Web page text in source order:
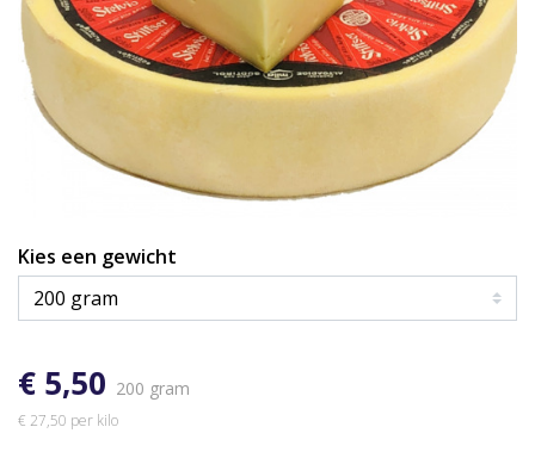
Kies een gewicht
€ 5,50 200 gram
€ 27,50 per kilo